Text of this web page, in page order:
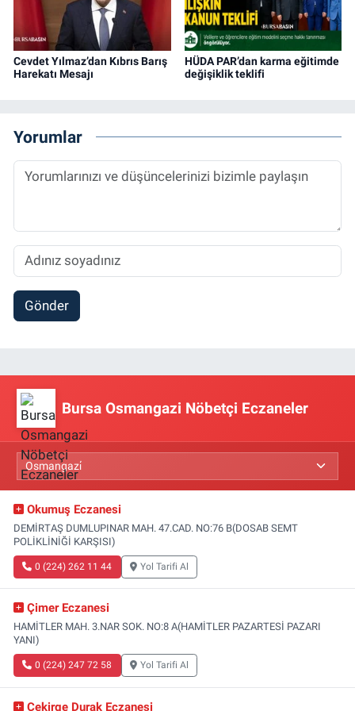
Cevdet Yılmaz’dan Kıbrıs Barış
Harekatı Mesajı
HÜDA PAR’dan karma eğitimde
değişiklik teklifi
Yorumlar
Gönder
Bursa Osmangazi Nöbetçi Eczaneler
Okumuş Eczanesi
DEMİRTAŞ DUMLUPINAR MAH. 47.CAD. NO:76 B(DOSAB SEMT
POLİKLİNİĞİ KARŞISI)
0 (224) 262 11 44 Yol Tarifi Al
Çimer Eczanesi
HAMİTLER MAH. 3.NAR SOK. NO:8 A(HAMİTLER PAZARTESİ PAZARI
YANI)
0 (224) 247 72 58 Yol Tarifi Al
Çekirge Durak Eczanesi